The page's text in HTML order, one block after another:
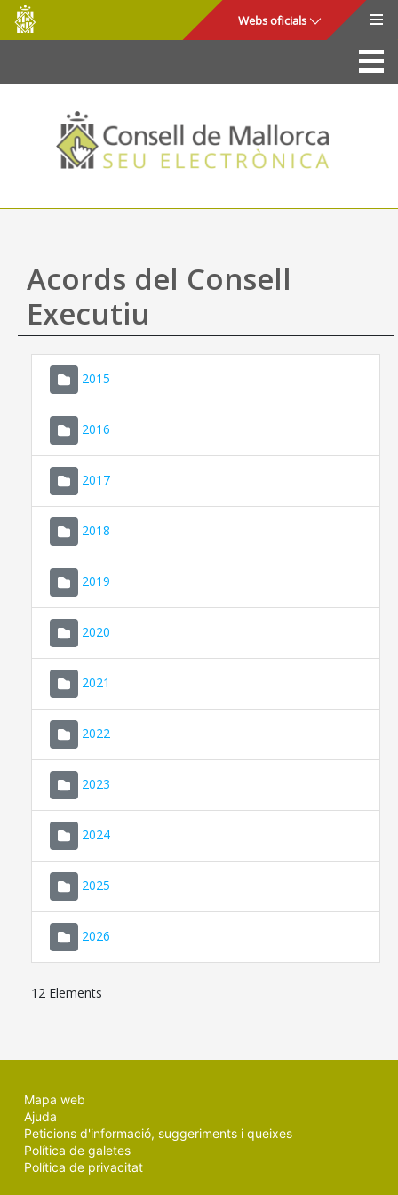
Salta al contingut principal
Consell
de
Mallorca
Webs oficials
La Seu
Consell de Mallorca
Accés i seguretat
Utilitats
Ajuda
Acords del Consell
Executiu
2015
2016
2017
2018
2019
2020
2021
2022
2023
2024
2025
2026
12 Elements
Mapa web
Ajuda
Peticions d'informació, suggeriments i queixes
Política de galetes
Política de privacitat